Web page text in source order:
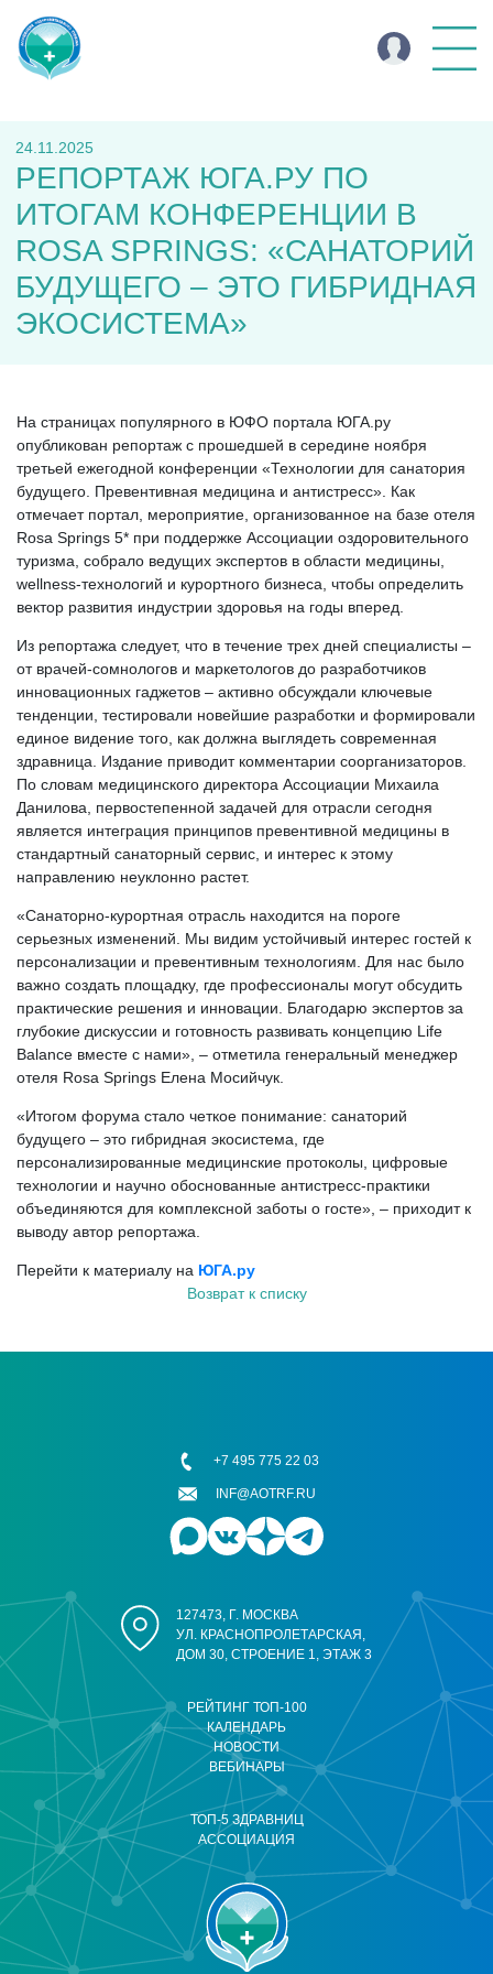
24.11.2025
РЕПОРТАЖ ЮГА.РУ ПО
ИТОГАМ КОНФЕРЕНЦИИ В
ROSA SPRINGS: «САНАТОРИЙ
БУДУЩЕГО – ЭТО ГИБРИДНАЯ
ЭКОСИСТЕМА»
На страницах популярного в ЮФО портала ЮГА.ру
опубликован репортаж с прошедшей в середине ноября
третьей ежегодной конференции «Технологии для санатория
будущего. Превентивная медицина и антистресс». Как
отмечает портал, мероприятие, организованное на базе отеля
Rosa Springs 5* при поддержке Ассоциации оздоровительного
туризма, собрало ведущих экспертов в области медицины,
wellness-технологий и курортного бизнеса, чтобы определить
вектор развития индустрии здоровья на годы вперед.
Из репортажа следует, что в течение трех дней специалисты –
от врачей-сомнологов и маркетологов до разработчиков
инновационных гаджетов – активно обсуждали ключевые
тенденции, тестировали новейшие разработки и формировали
единое видение того, как должна выглядеть современная
здравница. Издание приводит комментарии соорганизаторов.
По словам медицинского директора Ассоциации Михаила
Данилова, первостепенной задачей для отрасли сегодня
является интеграция принципов превентивной медицины в
стандартный санаторный сервис, и интерес к этому
направлению неуклонно растет.
«Санаторно-курортная отрасль находится на пороге
серьезных изменений. Мы видим устойчивый интерес гостей к
персонализации и превентивным технологиям. Для нас было
важно создать площадку, где профессионалы могут обсудить
практические решения и инновации. Благодарю экспертов за
глубокие дискуссии и готовность развивать концепцию Life
Balance вместе с нами», – отметила генеральный менеджер
отеля Rosa Springs Елена Мосийчук.
«Итогом форума стало четкое понимание: санаторий
будущего – это гибридная экосистема, где
персонализированные медицинские протоколы, цифровые
технологии и научно обоснованные антистресс-практики
объединяются для комплексной заботы о госте», – приходит к
выводу автор репортажа.
Перейти к материалу на ЮГА.ру
Возврат к списку
РЕЙТИНГ ТОП-100
КАЛЕНДАРЬ
НОВОСТИ
ВЕБИНАРЫ
ТОП-5 ЗДРАВНИЦ
АССОЦИАЦИЯ
127473, Г. МОСКВА
УЛ. КРАСНОПРОЛЕТАРСКАЯ,
ДОМ 30, СТРОЕНИЕ 1, ЭТАЖ 3
+7 495 775 22 03
INF@AOTRF.RU